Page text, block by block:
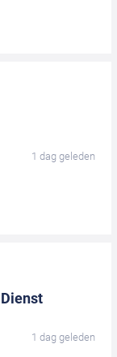
1 dag geleden
1 dag geleden